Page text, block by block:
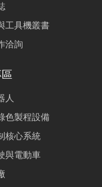
工具機叢書
洽詢
人
色製程設備
核心系統
與電動車